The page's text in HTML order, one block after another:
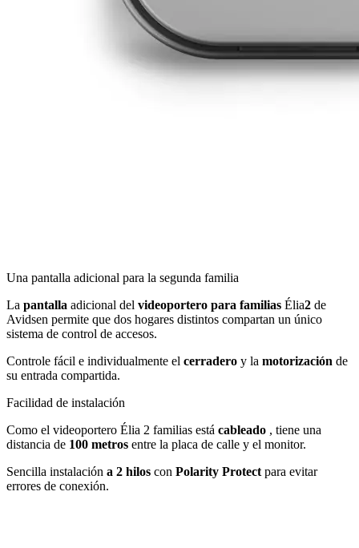
Una pantalla adicional para la segunda familia
La pantalla adicional del videoportero para familias Élia2 de
Avidsen permite que dos hogares distintos compartan un único
sistema de control de accesos.
Controle fácil e individualmente el cerradero y la motorización de
su entrada compartida.
Facilidad de instalación
Como el videoportero Élia 2 familias está cableado , tiene una
distancia de 100 metros entre la placa de calle y el monitor.
Sencilla instalación a 2 hilos con Polarity Protect para evitar
errores de conexión.